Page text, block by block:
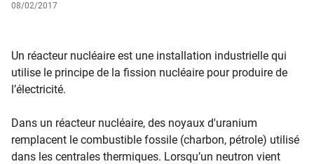
08/02/2017
Un réacteur nucléaire est une installation industrielle qui
utilise le principe de la fission nucléaire pour produire de
l’électricité.
Dans un réacteur nucléaire, des noyaux d'uranium
remplacent le combustible fossile (charbon, pétrole) utilisé
dans les centrales thermiques. Lorsqu’un neutron vient